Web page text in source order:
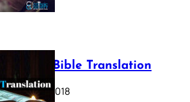
Webster Bible Translation
October 11, 2018